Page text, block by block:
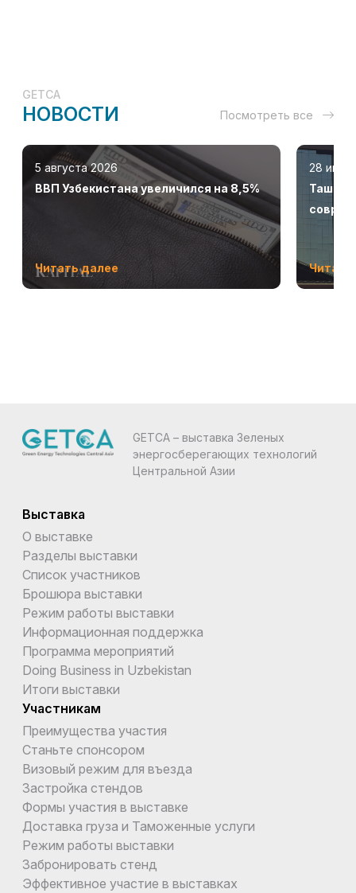
GETCA
НОВОСТИ Посмотреть все
5 августа 2026
ВВП Узбекистана увеличился на 8,5%
Читать далее
28
Читать
GETCA – выставка Зеленых
энергосберегающих технологий
Центральной Азии
Выставка
О выставке
Разделы выставки
Список участников
Брошюра выставки
Режим работы выставки
Информационная поддержка
Программа мероприятий
Doing Business in Uzbekistan
Итоги выставки
Участникам
Преимущества участия
Станьте спонсором
Визовый режим для въезда
Застройка стендов
Формы участия в выставке
Доставка груза и Таможенные услуги
Режим работы выставки
Забронировать стенд
Эффективное участие в выставках